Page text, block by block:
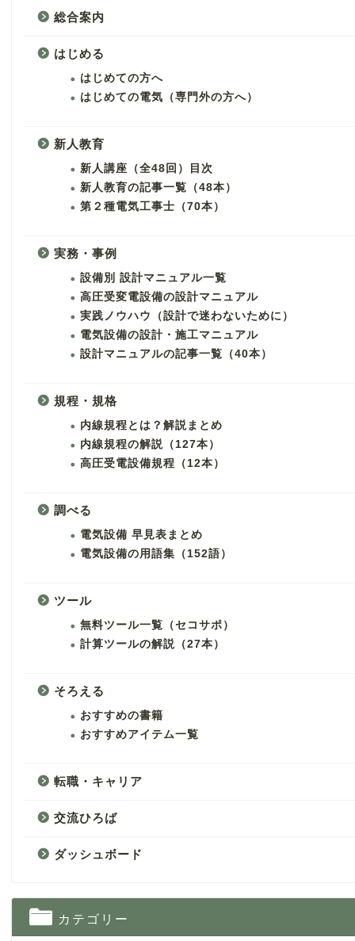
総合案内
はじめる
はじめての方へ
はじめての電気（専門外の方へ）
新人教育
新人講座（全48回）目次
新人教育の記事一覧（48本）
第２種電気工事士（70本）
実務・事例
設備別 設計マニュアル一覧
高圧受変電設備の設計マニュアル
実践ノウハウ（設計で迷わないために）
電気設備の設計・施工マニュアル
設計マニュアルの記事一覧（40本）
規程・規格
内線規程とは？解説まとめ
内線規程の解説（127本）
高圧受電設備規程（12本）
調べる
電気設備 早見表まとめ
電気設備の用語集（152語）
ツール
無料ツール一覧（セコサポ）
計算ツールの解説（27本）
そろえる
おすすめの書籍
おすすめアイテム一覧
転職・キャリア
交流ひろば
ダッシュボード
カテゴリー